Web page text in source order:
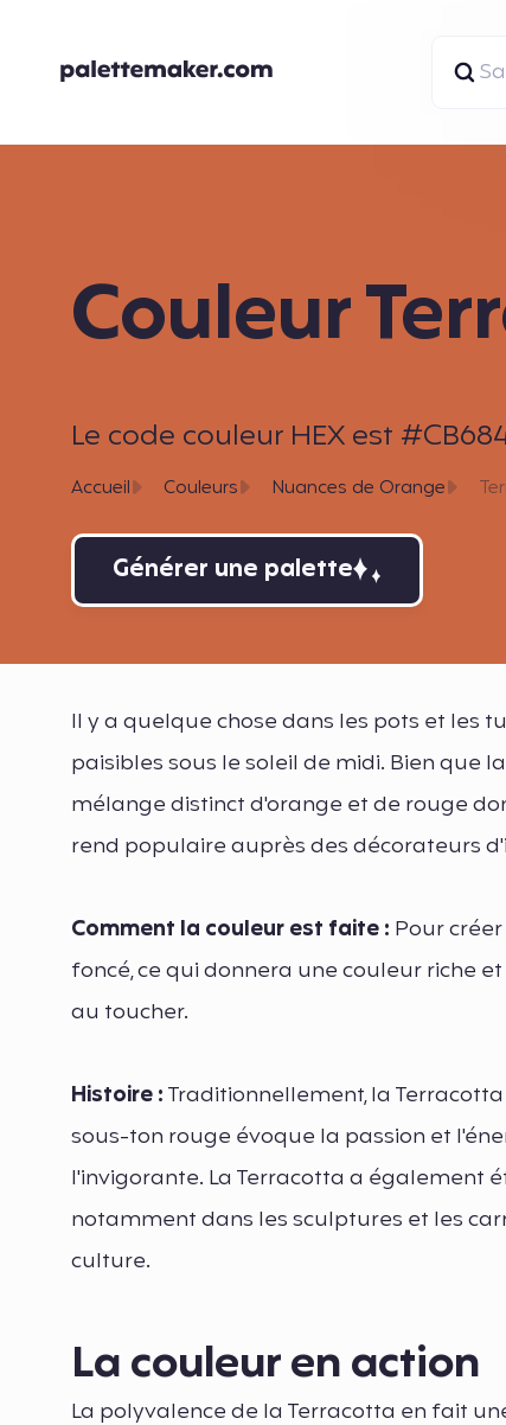
Couleur
Le code couleur HEX est
Accueil Couleurs Nuances de Orange
Générer une palette
Il y a quelque chose dans les pots et les
paisibles sous le soleil de midi. Bien que
mélange distinct d'orange et de rouge
rend populaire auprès des décorateurs
Comment la couleur est faite : Pour
foncé, ce qui donnera une couleur riche
au toucher.
Histoire :Traditionnellement, la
sous-ton rouge évoque la passion et
l'invigorante. La Terracotta a également
notamment dans les sculptures et les
culture.
La couleur en action
La polyvalence de la Terracotta en fait